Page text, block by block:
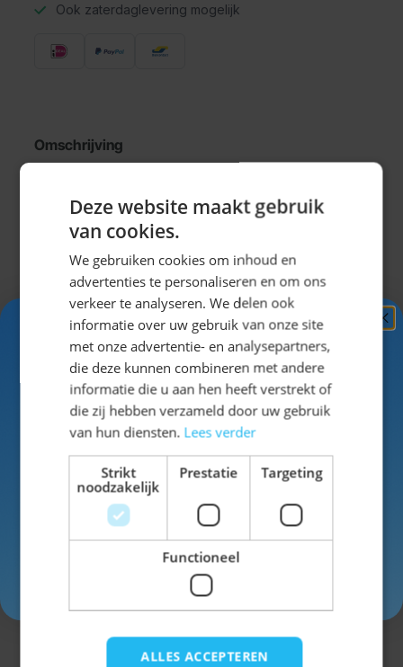
Ook zaterdaglevering mogelijk
Omschrijving
Specificaties
8717477758885
Kleur
Schrijf een review
Je beoordeling:
Deze website maakt gebruik
van cookies.
We gebruiken cookies om inhoud en
advertenties te personaliseren en om ons
verkeer te analyseren. We delen ook
informatie over uw gebruik van onze site
met onze advertentie- en analysepartners,
die deze kunnen combineren met andere
informatie die u aan hen heeft verstrekt of
die zij hebben verzameld door uw gebruik
van hun diensten. Lees verder
Strikt
noodzakelijk
Prestatie Targeting
Functioneel
ALLES ACCEPTEREN
Ontvang5%
KORTING!
Schrijf je nuin voor de nieuwsbrief en ontvang toegang
tot exclusieve kortingen!
Voor- en achternaam
Inschrijven